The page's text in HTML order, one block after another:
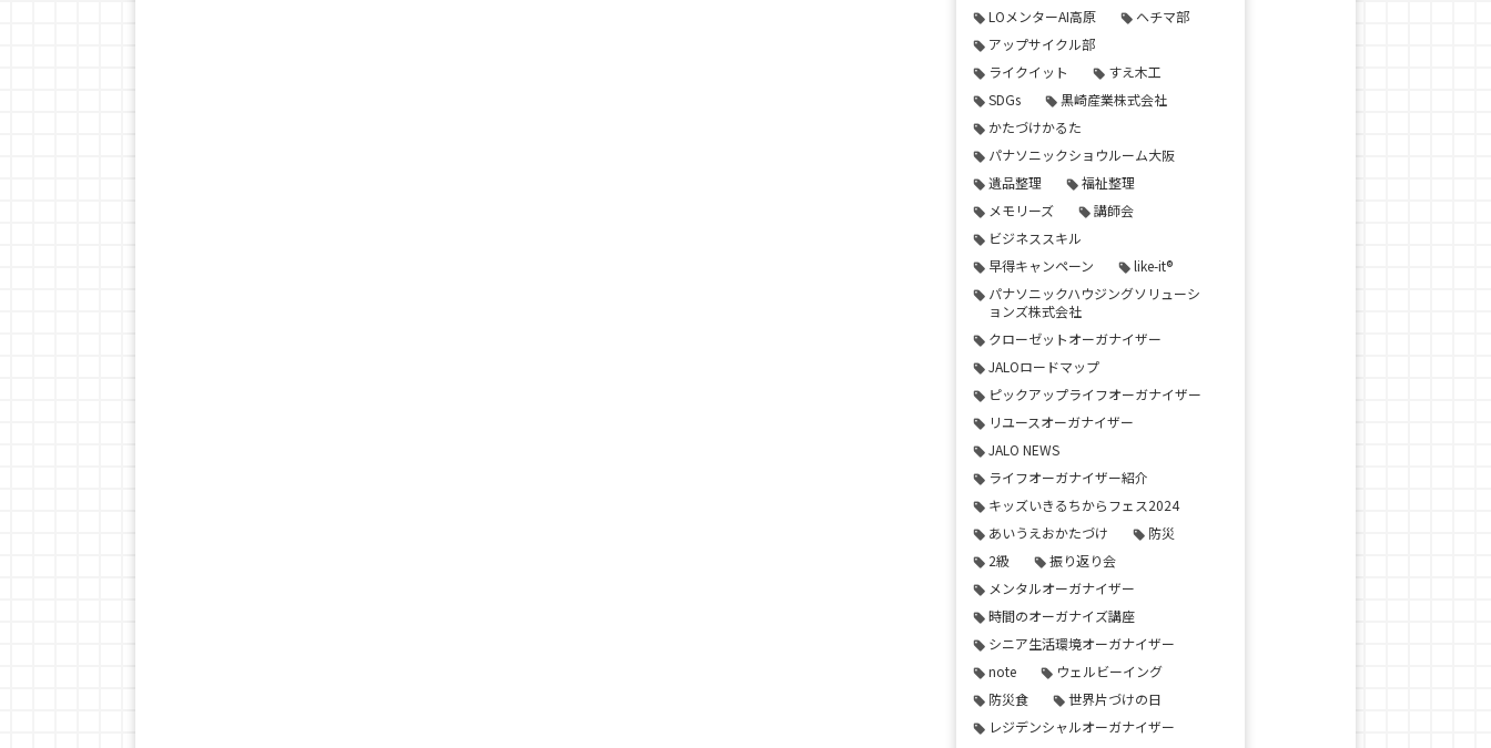
LOメンターAI高原
ヘチマ部
アップサイクル部
ライクイット
すえ木工
SDGs
黒崎産業株式会社
かたづけかるた
パナソニックショウルーム大阪
遺品整理
福祉整理
メモリーズ
講師会
ビジネススキル
早得キャンペーン
like-it®
パナソニックハウジングソリューシ
ョンズ株式会社
クローゼットオーガナイザー
JALOロードマップ
ピックアップライフオーガナイザー
リユースオーガナイザー
JALO NEWS
ライフオーガナイザー紹介
キッズいきるちからフェス2024
あいうえおかたづけ
防災
2級
振り返り会
メンタルオーガナイザー
時間のオーガナイズ講座
シニア生活環境オーガナイザー
note
ウェルビーイング
防災食
世界片づけの日
レジデンシャルオーガナイザー